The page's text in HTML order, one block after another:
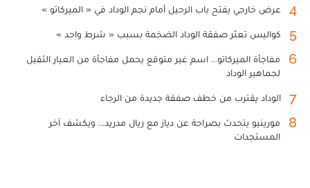
4 عرض خارجي يفتح باب الرحيل أمام نجم الوداد في « الميركاتو »
5 كواليس تعثر صفقة الوداد الضخمة بسبب « شرط واحد »
6
مفاجأة الميركاتو... اسم غير متوقع يحمل مفاجأة من العيار الثقيل
لجماهير الوداد
7 الوداد يقترب من خطف صفقة جديدة من الرجاء
8
مورينيو يتحدث بصراحة عن دياز مع ريال مدريد... ويكشف آخر
المستجدات